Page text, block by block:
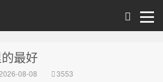
最好
08-08 3553